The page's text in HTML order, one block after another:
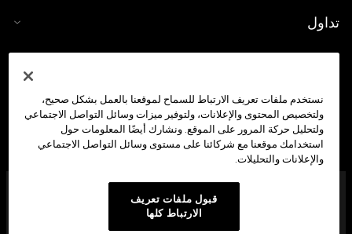
تداول
شركة OKX Middle East Fintech FZE مُرخَّصة من هيئة تنظيم
الأصول الافتراضية في دبي (VARA) بموجب الرقم المرجعي:
نستخدم ملفات تعريف الارتباط للسماح لموقعنا بالعمل بشكل صحيح،
ولتخصيص المحتوى والإعلانات، ولتوفير ميزات وسائل التواصل الاجتماعي
ولتحليل حركة المرور على الموقع. ونشارك أيضًا المعلومات حول
استخدامك موقعنا مع شركائنا على مستوى وسائل التواصل الاجتماعي
والإعلانات والتحليلات.
قبول ملفات تعريف
الارتباط كلها